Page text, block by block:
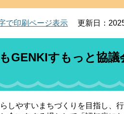
で印刷ページ表示 更新日：
GENKIすもっと協議
しやすいまちづくりを目指し、